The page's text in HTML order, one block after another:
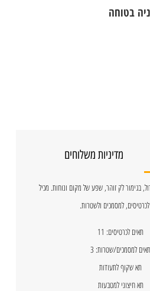
בטוחה
מדיניות משלוחים
בגימור לק זוהר, שפע של מקום ונוחות. מכיל
למסמכים ולשטרות.
תאים לכרטיסים: 11
תאים למסמכים/שטרות: 3
תא שקוף לתעודות
תא חיצוני למטבעות